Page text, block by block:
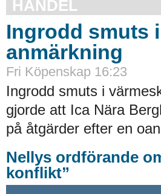
HANDEL
Ingrodd smuts
anmärkning
Fri Köpenskap 16:23
Ingrodd smuts i
gjorde att Ica Nära
på åtgärder efter en
Nellys ordförande
konflikt”